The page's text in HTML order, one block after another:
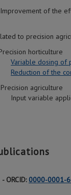
of the
to precision
horticulture
Variable dosing of
Reduction of the
agriculture
variable
- ORCID: 0000-0001-